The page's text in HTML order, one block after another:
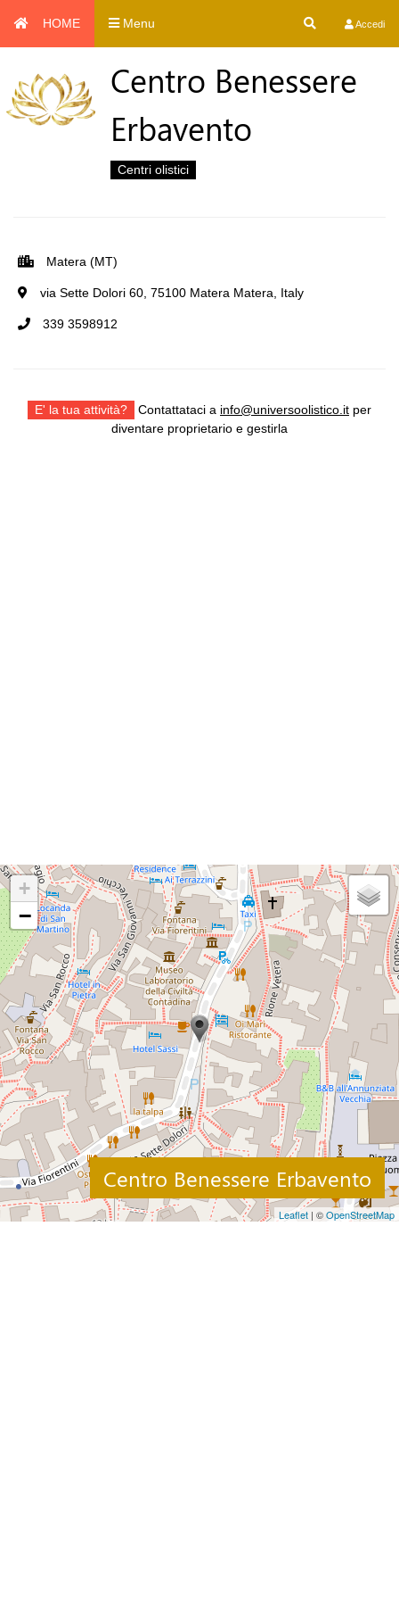
HOME Menu Accedi
Centro Benessere
Erbavento
Centri olistici
Matera (MT)
via Sette Dolori 60, 75100 Matera Matera, Italy
339 3598912
E' la tua attività? Contattataci a info@universoolistico.it per
diventare proprietario e gestirla
+
−
Leaflet | ©OpenStreetMap
Centro Benessere Erbavento